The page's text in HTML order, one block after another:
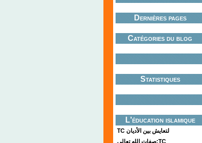
Dernières pages
Catégories du blog
Statistiques
L'éducation islamique
TC لتعايش بين الأديان
صفات الله تعالى:TC